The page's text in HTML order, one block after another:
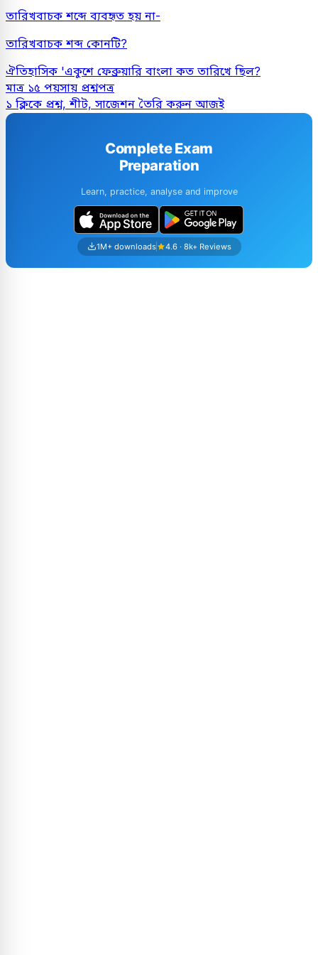
তারিখবাচক শব্দে ব্যবহৃত হয় না-
তারিখবাচক শব্দ কোনটি?
ঐতিহাসিক 'একুশে ফেব্রুয়ারি বাংলা কত তারিখে ছিল?
মাত্র ১৫ পয়সায় প্রশ্নপত্র
১ ক্লিকে প্রশ্ন, শীট, সাজেশন তৈরি করুন আজই
Complete Exam
Preparation
Learn, practice, analyse and improve
1M+ downloads 4.6 · 8k+ Reviews